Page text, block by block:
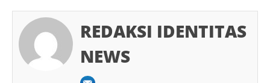
REDAKSI IDENTITAS
NEWS